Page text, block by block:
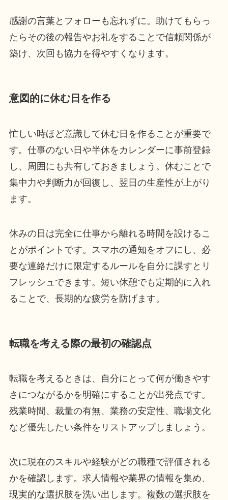
感謝の言葉とフォローも忘れずに。助けてもらっ
たらその後の報告やお礼をすることで信頼関係が
築け、次回も協力を得やすくなります。
意図的に休む日を作る
忙しい時ほど意識して休む日を作ることが重要で
す。仕事のない日や半休をカレンダーに事前登録
し、周囲にも共有しておきましょう。休むことで
集中力や判断力が回復し、翌日の生産性が上がり
ます。
休みの日は完全に仕事から離れる時間を設けるこ
とがポイントです。スマホの通知をオフにし、必
要な連絡だけに限定するルールを自分に課すとリ
フレッシュできます。短い休憩でも定期的に入れ
ることで、長期的な疲労を防げます。
転職を考える際の最初の確認点
転職を考えるときは、自分にとって何が働きやす
さにつながるかを明確にすることが出発点です。
残業時間、裁量の有無、業務の安定性、職場文化
など優先したい条件をリストアップしましょう。
次に現在のスキルや経験がどの職種で評価される
かを確認します。求人情報や業界の情報を集め、
現実的な選択肢を洗い出します。複数の選択肢を